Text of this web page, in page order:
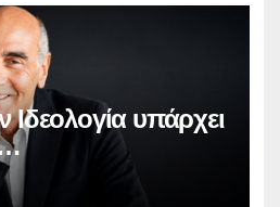
Ιδεολογία υπάρχει